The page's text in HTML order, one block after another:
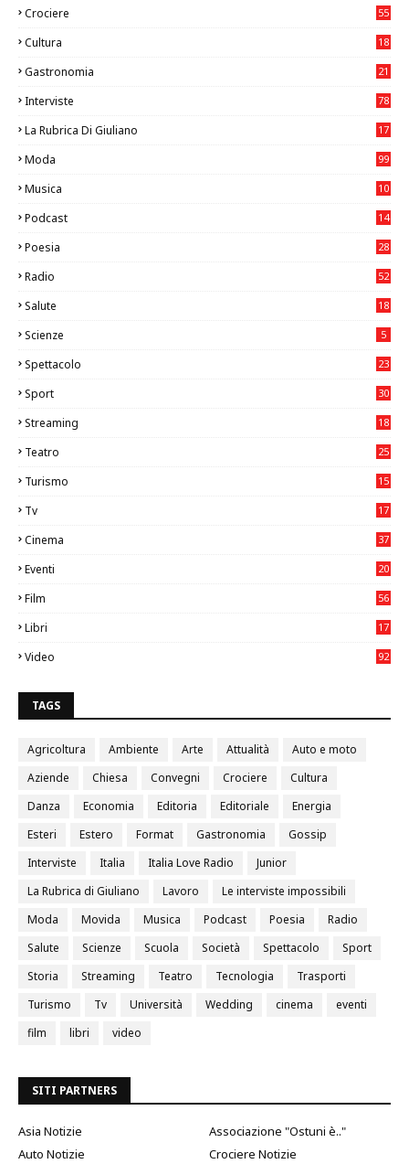
Crociere 55
Cultura
18
Gastronomia
21
Interviste 78
La Rubrica Di Giuliano
17
Moda 99
Musica
10
Podcast 14
Poesia 28
Radio 52
Salute
18
Scienze 5
Spettacolo 23
Sport
30
Streaming 18
Teatro
25
Turismo
15
Tv
17
Cinema
37
Eventi
20
Film
56
Libri
17
Video
92
TAGS
Agricoltura Ambiente Arte Attualità
Auto e moto
Aziende
Chiesa Convegni Crociere
Cultura
Danza
Economia Editoria Editoriale
Energia
Esteri
Estero Format Gastronomia
Gossip
Interviste
Italia Italia Love Radio
Junior
La Rubrica di Giuliano
Lavoro
Le interviste impossibili
Moda
Movida Musica Podcast Poesia
Radio
Salute
Scienze Scuola Società Spettacolo
Sport
Storia
Streaming Teatro Tecnologia
Trasporti
Turismo
Tv Università Wedding cinema
eventi
film
libri video
SITI PARTNERS
Asia Notizie
Associazione "Ostuni è.."
Auto Notizie
Crociere Notizie